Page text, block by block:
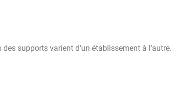
supports varient d’un établissement à